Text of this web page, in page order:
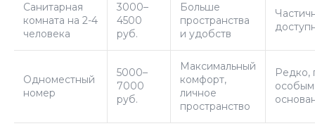
Санитарная
комната на 2-4
человека
3000–
4500
руб.
Больше
пространства
и удобств
Одноместный
номер
5000–
7000
руб.
Максимальный
комфорт,
личное
пространство
Редко,
особым